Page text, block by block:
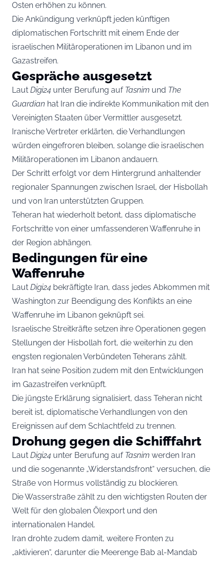
Osten erhöhen zu können.
Die Ankündigung verknüpft jeden künftigen
diplomatischen Fortschritt mit einem Ende der
israelischen Militäroperationen im Libanon und im
Gazastreifen.
Gespräche ausgesetzt
Laut Digi24 unter Berufung auf Tasnim und The
Guardian hat Iran die indirekte Kommunikation mit den
Vereinigten Staaten über Vermittler ausgesetzt.
Iranische Vertreter erklärten, die Verhandlungen
würden eingefroren bleiben, solange die israelischen
Militäroperationen im Libanon andauern.
Der Schritt erfolgt vor dem Hintergrund anhaltender
regionaler Spannungen zwischen Israel, der Hisbollah
und von Iran unterstützten Gruppen.
Teheran hat wiederholt betont, dass diplomatische
Fortschritte von einer umfassenderen Waffenruhe in
der Region abhängen.
Bedingungen für eine
Waffenruhe
Laut Digi24 bekräftigte Iran, dass jedes Abkommen mit
Washington zur Beendigung des Konflikts an eine
Waffenruhe im Libanon geknüpft sei.
Israelische Streitkräfte setzen ihre Operationen gegen
Stellungen der Hisbollah fort, die weiterhin zu den
engsten regionalen Verbündeten Teherans zählt.
Iran hat seine Position zudem mit den Entwicklungen
im Gazastreifen verknüpft.
Die jüngste Erklärung signalisiert, dass Teheran nicht
bereit ist, diplomatische Verhandlungen von den
Ereignissen auf dem Schlachtfeld zu trennen.
Drohung gegen die Schifffahrt
Laut Digi24 unter Berufung auf Tasnim werden Iran
und die sogenannte „Widerstandsfront“ versuchen, die
Straße von Hormus vollständig zu blockieren.
Die Wasserstraße zählt zu den wichtigsten Routen der
Welt für den globalen Ölexport und den
internationalen Handel.
Iran drohte zudem damit, weitere Fronten zu
„aktivieren“, darunter die Meerenge Bab al-Mandab